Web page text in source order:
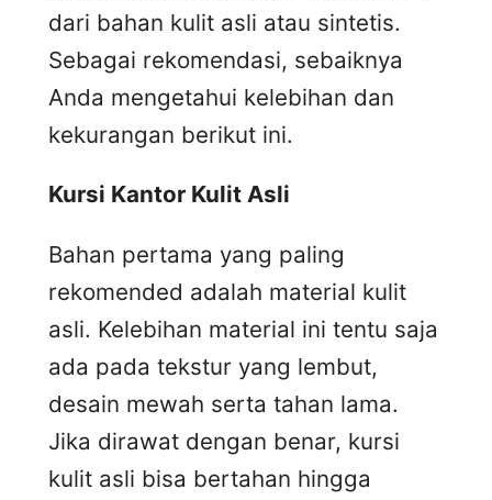
dari bahan kulit asli atau sintetis.
Sebagai rekomendasi, sebaiknya
Anda mengetahui kelebihan dan
kekurangan berikut ini.
Kursi Kantor Kulit Asli
Bahan pertama yang paling
rekomended adalah material kulit
asli. Kelebihan material ini tentu saja
ada pada tekstur yang lembut,
desain mewah serta tahan lama.
Jika dirawat dengan benar, kursi
kulit asli bisa bertahan hingga